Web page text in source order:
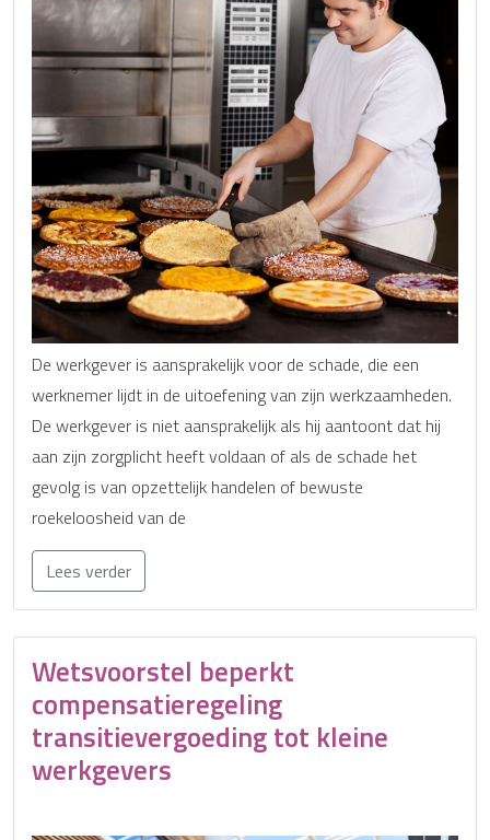
De werkgever is aansprakelijk voor de schade, die een
werknemer lijdt in de uitoefening van zijn werkzaamheden.
De werkgever is niet aansprakelijk als hij aantoont dat hij
aan zijn zorgplicht heeft voldaan of als de schade het
gevolg is van opzettelijk handelen of bewuste
roekeloosheid van de
Lees verder
Wetsvoorstel beperkt
compensatieregeling
transitievergoeding tot kleine
werkgevers